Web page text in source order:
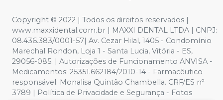
Copyright © 2022 | Todos os direitos reservados |
www.maxxidental.com.br | MAXXI DENTAL LTDA | CNPJ:
08.436.383/0001-57| Av. Cezar Hilal, 1405 - Condomínio
Marechal Rondon, Loja 1 - Santa Lucia, Vitória - ES,
29056-085. | Autorizações de Funcionamento ANVISA -
Medicamentos: 25351.662184/2010-14 - Farmacêutico
responsável: Monalisa Quintão Chambella. CRF/ES nº
3789 | Política de Privacidade e Segurança - Fotos